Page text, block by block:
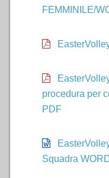
VOLLEURHOPE
ACCEDI
FEMMINILE/
procedura per
PDF
Squadra